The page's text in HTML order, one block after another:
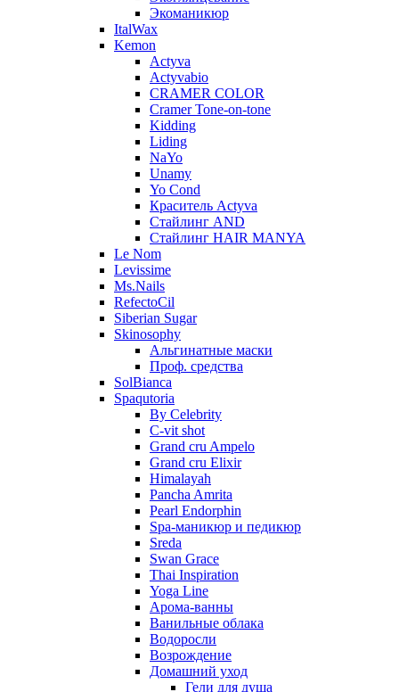
Экоманикюр
ItalWax
Kemon
Actyva
Actyvabio
CRAMER COLOR
Cramer Tone-on-tone
Kidding
Liding
NaYo
Unamy
Yo Cond
Краситель Actyva
Стайлинг AND
Стайлинг HAIR MANYA
Le Nom
Levissime
Ms.Nails
RefectoCil
Siberian Sugar
Skinosophy
Альгинатные маски
Проф. средства
SolBianca
Spaqutoria
By Celebrity
C-vit shot
Grand cru Ampelo
Grand сru Elixir
Himalayah
Pancha Amrita
Pearl Endorphin
Spa-маникюр и педикюр
Sreda
Swan Grace
Thai Inspiration
Yoga Line
Арома-ванны
Ванильные облака
Водоросли
Возрождение
Домашний уход
Гели для душа